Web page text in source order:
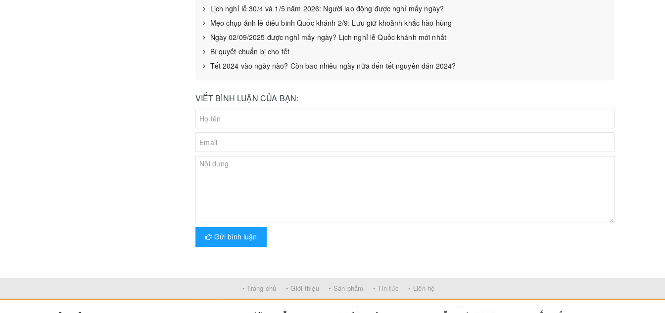
Lịch nghỉ lễ 30/4 và 1/5 năm 2026: Người lao động được nghỉ mấy ngày?
Mẹo chụp ảnh lễ diễu binh Quốc khánh 2/9: Lưu giữ khoảnh khắc hào hùng
Ngày 02/09/2025 được nghỉ mấy ngày? Lịch nghỉ lễ Quốc khánh mới nhất
Bí quyết chuẩn bị cho tết
Tết 2024 vào ngày nào? Còn bao nhiêu ngày nữa đến tết nguyên đán 2024?
VIẾT BÌNH LUẬN CỦA BẠN:
Gửi bình luận
• Trang chủ • Giới thiệu • Sản phẩm • Tin tức • Liên hệ